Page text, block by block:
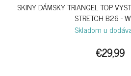
SKINY DÁMSKY TRIANGEL TOP
STRETCH B26 -
Skladom u
€29,99